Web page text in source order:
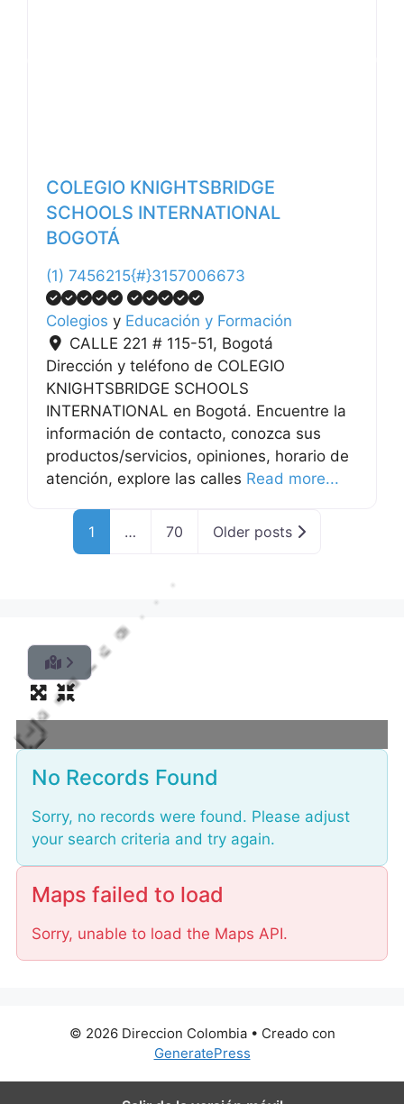
COLEGIO KNIGHTSBRIDGE
SCHOOLS INTERNATIONAL
BOGOTÁ
(1) 7456215{#}3157006673
Colegios y Educación y Formación
CALLE 221 # 115-51, Bogotá
Dirección y teléfono de COLEGIO
KNIGHTSBRIDGE SCHOOLS
INTERNATIONAL en Bogotá. Encuentre la
información de contacto, conozca sus
productos/servicios, opiniones, horario de
atención, explore las calles Read more...
1 … 70 Older posts
L
o
d
g
.
.
No Records Found
Sorry, no records were found. Please adjust
your search criteria and try again.
Maps failed to load
Sorry, unable to load the Maps API.
© 2026 Direccion Colombia• Creado con
GeneratePress